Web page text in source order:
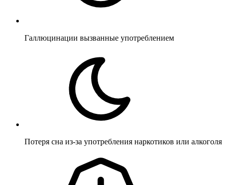
Галлюцинации вызванные употреблением
Потеря сна из-за употребления наркотиков или алкоголя